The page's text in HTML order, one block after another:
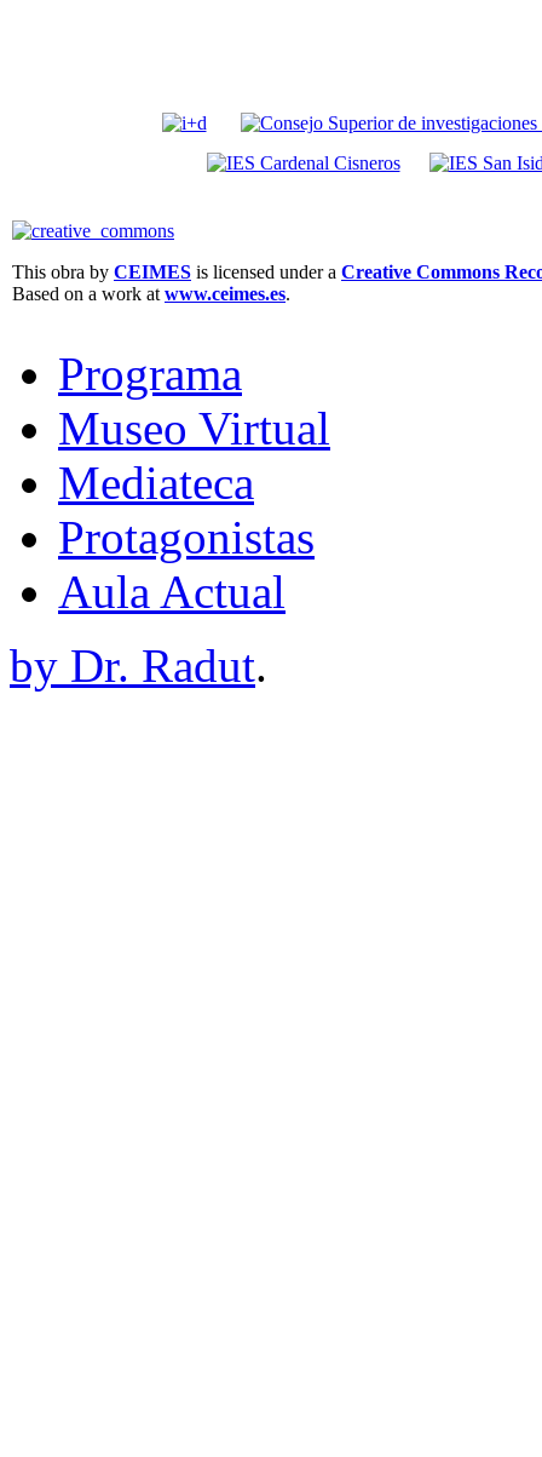
This obra by CEIMES is licensed under a Creative Commons
Based on a work at www.ceimes.es.
Programa
Museo Virtual
Mediateca
Protagonistas
Aula Actual
by Dr. Radut.